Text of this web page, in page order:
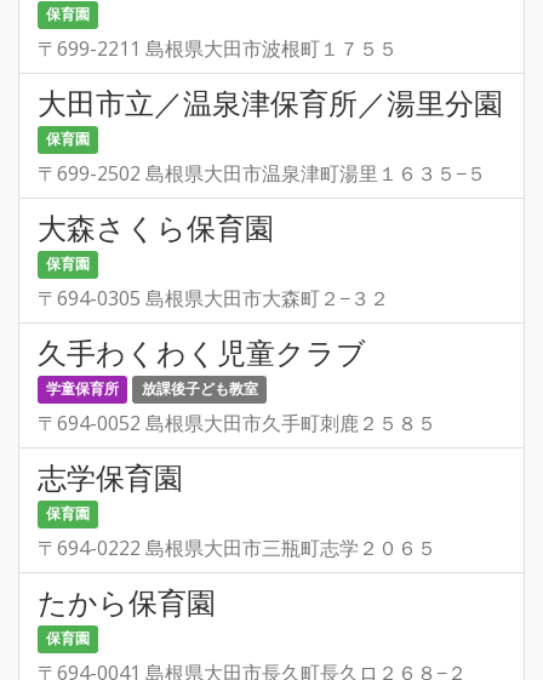
保育園
〒699-2211 島根県大田市波根町１７５５
大田市立／温泉津保育所／湯里分園
保育園
〒699-2502 島根県大田市温泉津町湯里１６３５−５
大森さくら保育園
保育園
〒694-0305 島根県大田市大森町２−３２
久手わくわく児童クラブ
学童保育所 放課後子ども教室
〒694-0052 島根県大田市久手町刺鹿２５８５
志学保育園
保育園
〒694-0222 島根県大田市三瓶町志学２０６５
たから保育園
保育園
〒694-0041 島根県大田市長久町長久ロ２６８−２